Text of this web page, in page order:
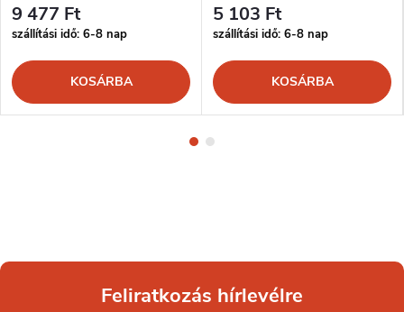
9 477 Ft
szállítási idő: 6-8 nap
KOSÁRBA
5 103 Ft
szállítási idő: 6-8 nap
KOSÁRBA
Feliratkozás hírlevélre